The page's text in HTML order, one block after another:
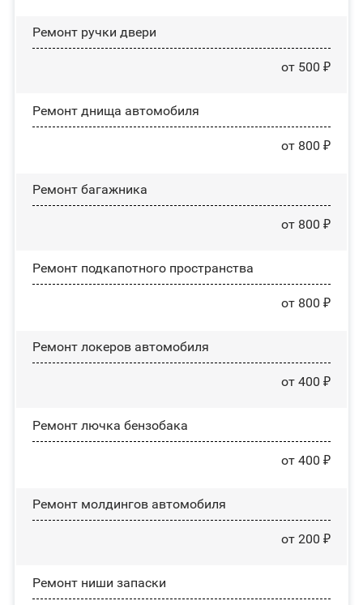
Ремонт ручки двери
от 500 ₽
Ремонт днища автомобиля
от 800 ₽
Ремонт багажника
от 800 ₽
Ремонт подкапотного пространства
от 800 ₽
Ремонт лoĸepoв автомобиля
от 400 ₽
Ремонт лючка бензобака
от 400 ₽
Ремонт молдингов автомобиля
от 200 ₽
Ремонт ниши запаски